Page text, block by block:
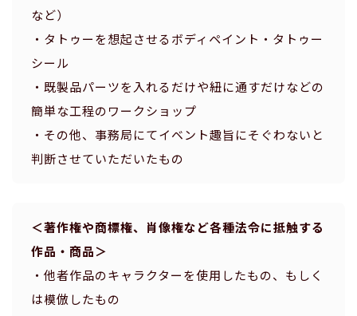
など）
・タトゥーを想起させるボディペイント・タトゥー
シール
・既製品パーツを入れるだけや紐に通すだけなどの
簡単な工程のワークショップ
・その他、事務局にてイベント趣旨にそぐわないと
判断させていただいたもの
＜著作権や商標権、肖像権など各種法令に抵触する
作品・商品＞
・他者作品のキャラクターを使用したもの、もしく
は模倣したもの